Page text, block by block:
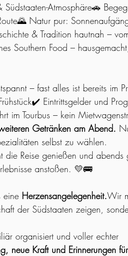
Südstaaten-Atmosphäre🚗
Natur pur:
& Tradition hautnah –
Southern Food –
– fast alles ist bereits im
Eintrittsgelder und
im Tourbus – kein
Getränken am Abend.
selbst zu wählen.
die Reise genießen und abends
anstoßen. 💛🚌
eine Herzensangelegenheit.Wir
der Südstaaten zeigen,
organisiert und voller echter
neue Kraft und Erinnerungen